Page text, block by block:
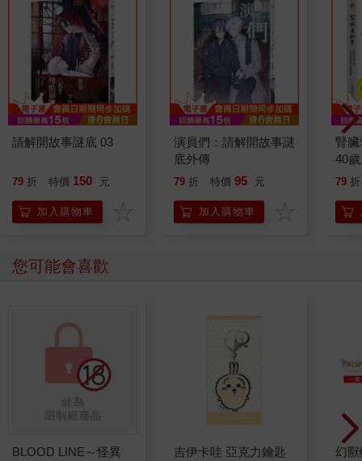
請解開故事謎底 03
79 折 特價 150 元
加入購物車
演員們：請解開故事謎
底外傳
79 折 特價 95 元
加入購物車
腎
40
就
79 折
您可能會喜歡
BLOOD LINE～怪異
吉伊卡哇 亞克力鑰匙
幻